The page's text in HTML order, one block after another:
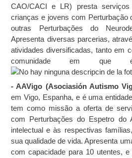
CAO/CACI e LR) presta
crianças e jovens com Perturbação
outras Perturbações do
Apresenta diversas parcerias,
atividades diversificadas, tanto em
comunidade em que
- AAVigo (Asociasión Autismo
em Vigo, Espanha, e é uma
tem como missão a oferta de
com Perturbações do Espetro do
intelectual e às respectivas
sua qualidade de vida. Apresenta
com capacidade para 10 utentes, e